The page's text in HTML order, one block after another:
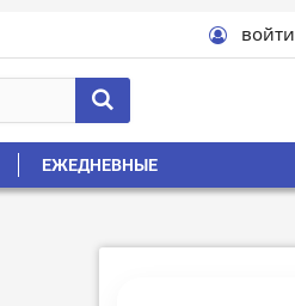
войти
ЕЖЕДНЕВНЫЕ